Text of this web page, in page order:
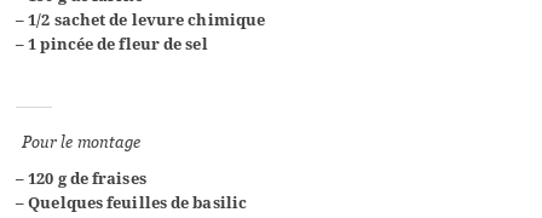
–1/2 sachet de levure chimique
–1 pincée de fleur de sel
Pour le montage
– 120 g de fraises
–Quelques feuilles de basilic